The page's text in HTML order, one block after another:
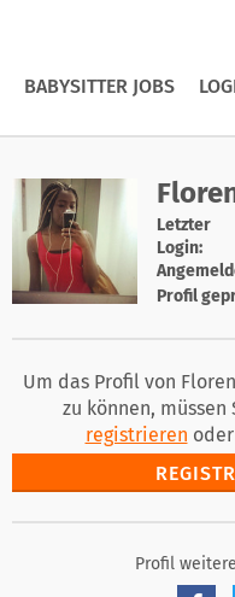
BABYSITTER JOBS
Letzter
Login:
Profil
Um das Profil von
zu können,
registrieren
Profil